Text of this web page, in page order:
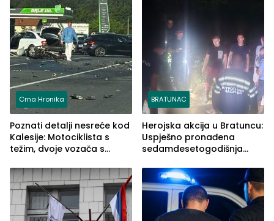
Crna Hronika
Poznati detalji nesreće kod
Kalesije: Motociklista s
težim, dvoje vozača s
BRATUNAC
Herojska akcija u Bratuncu:
Uspješno pronađena
sedamdesetogodišnja
Kravice.